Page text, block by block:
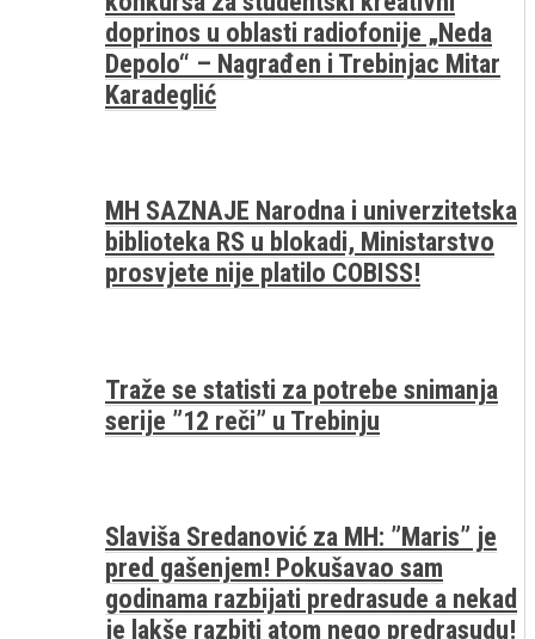
doprinos u oblasti radiofonije „Neda
Depolo“ – Nagrađen i Trebinjac Mitar
Karadeglić
MH SAZNAJE Narodna i univerzitetska
biblioteka RS u blokadi, Ministarstvo
prosvjete nije platilo COBISS!
Traže se statisti za potrebe snimanja
serije ”12 reči” u Trebinju
Slaviša Sredanović za MH: ”Maris” je
pred gašenjem! Pokušavao sam
godinama razbijati predrasude a nekad
je lakše razbiti atom nego predrasudu!